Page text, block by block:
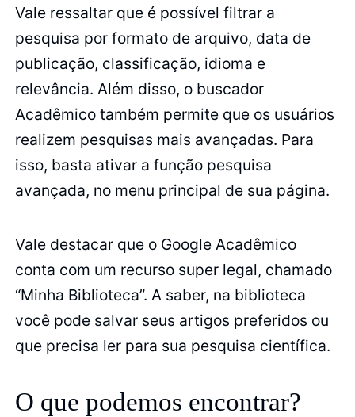
Vale ressaltar que é possível filtrar a
pesquisa por formato de arquivo, data de
publicação, classificação, idioma e
relevância. Além disso, o buscador
Acadêmico também permite que os usuários
realizem pesquisas mais avançadas. Para
isso, basta ativar a função pesquisa
avançada, no menu principal de sua página.
Vale destacar que o Google Acadêmico
conta com um recurso super legal, chamado
“Minha Biblioteca”. A saber, na biblioteca
você pode salvar seus artigos preferidos ou
que precisa ler para sua pesquisa científica.
O que podemos encontrar?